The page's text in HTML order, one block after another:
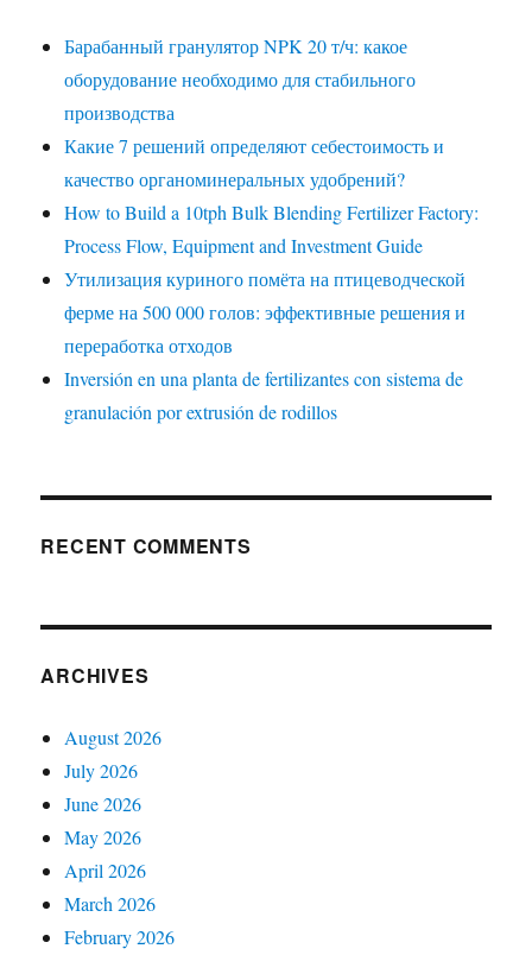
Барабанный гранулятор NPK 20 т/ч: какое
оборудование необходимо для стабильного
производства
Какие 7 решений определяют себестоимость и
качество органоминеральных удобрений?
How to Build a 10tph Bulk Blending Fertilizer Factory:
Process Flow, Equipment and Investment Guide
Утилизация куриного помёта на птицеводческой
ферме на 500 000 голов: эффективные решения и
переработка отходов
Inversión en una planta de fertilizantes con sistema de
granulación por extrusión de rodillos
RECENT COMMENTS
ARCHIVES
August 2026
July 2026
June 2026
May 2026
April 2026
March 2026
February 2026